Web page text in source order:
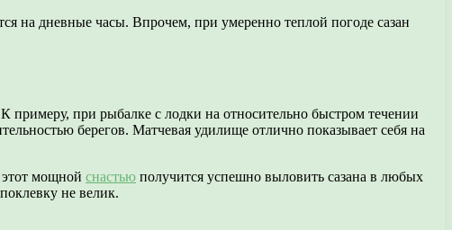
на дневные часы. Впрочем, при умеренно теплой погоде сазан
при рыбалке с лодки на относительно быстром течении
берегов. Матчевая удилище отлично показывает себя на
мощной снастью получится успешно выловить сазана в любых
не велик.